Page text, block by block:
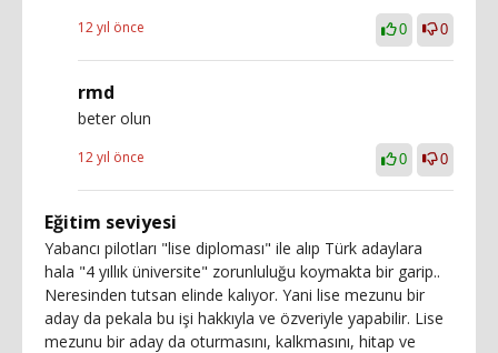
12 yıl önce 0 0
rmd
beter olun
12 yıl önce 0 0
Eğitim seviyesi
Yabancı pilotları "lise diploması" ile alıp Türk adaylara
hala "4 yıllık üniversite" zorunluluğu koymakta bir garip..
Neresinden tutsan elinde kalıyor. Yani lise mezunu bir
aday da pekala bu işi hakkıyla ve özveriyle yapabilir. Lise
mezunu bir aday da oturmasını, kalkmasını, hitap ve